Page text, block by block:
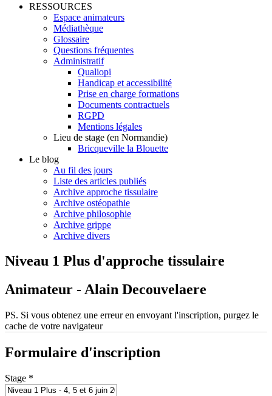
RESSOURCES
Espace animateurs
Médiathèque
Glossaire
Questions fréquentes
Administratif
Qualiopi
Handicap et accessibilité
Prise en charge formations
Documents contractuels
RGPD
Mentions légales
Lieu de stage (en Normandie)
Bricqueville la Blouette
Le blog
Au fil des jours
Liste des articles publiés
Archive approche tissulaire
Archive ostéopathie
Archive philosophie
Archive grippe
Archive divers
Niveau 1 Plus d'approche tissulaire
Animateur - Alain Decouvelaere
PS. Si vous obtenez une erreur en envoyant l'inscription, purgez le
cache de votre navigateur
Formulaire d'inscription
Stage *